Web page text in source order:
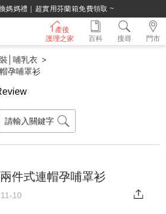
媽媽禮｜超實用芬蘭箱免費領取 ~
產後
護理之家
門市
百科 搜尋
│哺乳衣
孕哺罩衫
件式連帽孕哺罩衫
11-10